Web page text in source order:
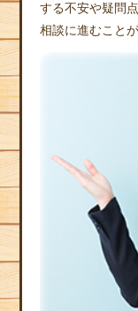
する不安や疑問
相談に進むこと